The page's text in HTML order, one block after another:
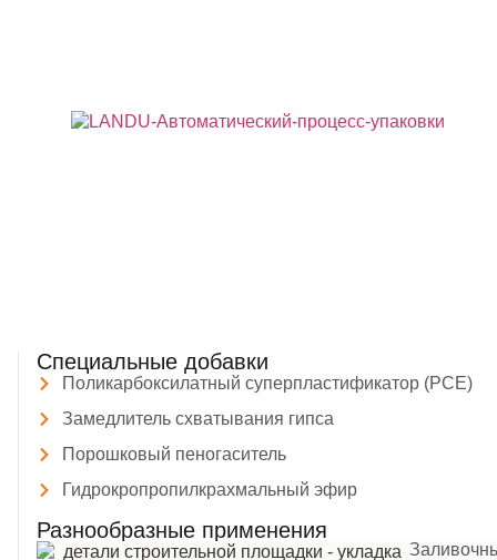
Специальные добавки
Поликарбоксилатный суперпластификатор (PCE)
Замедлитель схватывания гипса
Порошковый пеногаситель
Гидрокропропилкрахмальный эфир
Разнообразные применения